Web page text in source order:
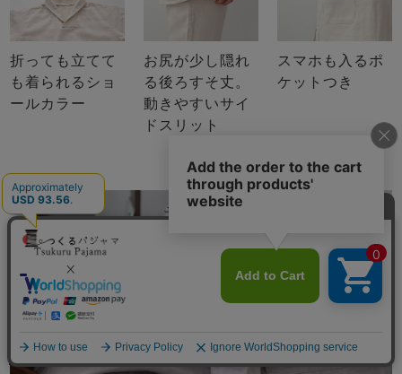
メニュー
折っても立てて
も着られるショ
ールカラー
お尻が少し隠れ
る後ろすそ丈。
動きやすいサイ
ドスリット
スマホも入るポ
ケットつき